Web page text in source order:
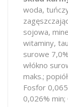
woda,
sojowa,
witaminy,
surowe
włókno
maks.;
Fosfor
0,026%